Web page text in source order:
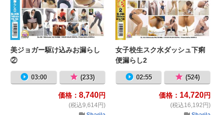
美ジョガー駆け込みお漏らし
②
03:00 (233)
価格： 8,740円
(税込9,614円)
女子校生スク水ダッシュ下痢
便漏らし2
02:55 (524)
価格： 14,720円
(税込16,192円)